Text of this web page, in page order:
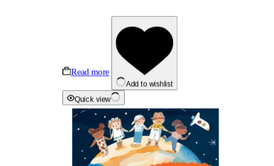
Read more
Add to wishlist
Quick view